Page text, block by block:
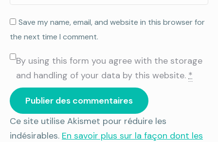
Save my name, email, and website in this browser for
the next time I comment.
By using this form you agree with the storage
and handling of your data by this website. *
Publier des commentaires
Ce site utilise Akismet pour réduire les
indésirables. En savoir plus sur la façon dont les